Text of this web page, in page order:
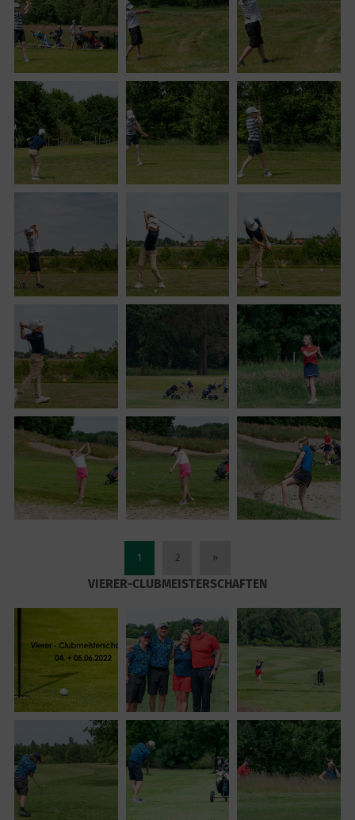
1 2 »
VIERER-CLUBMEISTERSCHAFTEN